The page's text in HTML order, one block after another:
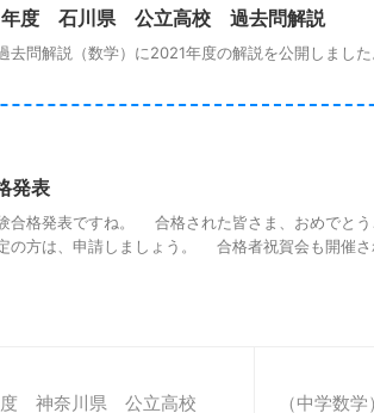
年度 石川県 公立高校 過去問解説
解説（数学）に2021年度の解説を公開しました
発表
合格発表ですね。 合格された皆さま、おめでと
の方は、申請しましょう。 合格者祝賀会も開催
度 神奈川県 公立高校 （中学数